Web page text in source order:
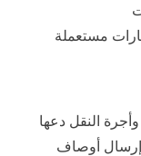
مستعملة
النقل دعها
أوصاف